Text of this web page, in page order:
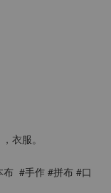
衣服。
#手作 #拼布 #口